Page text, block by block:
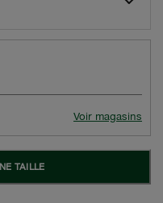
Voir magasins
TAILLE